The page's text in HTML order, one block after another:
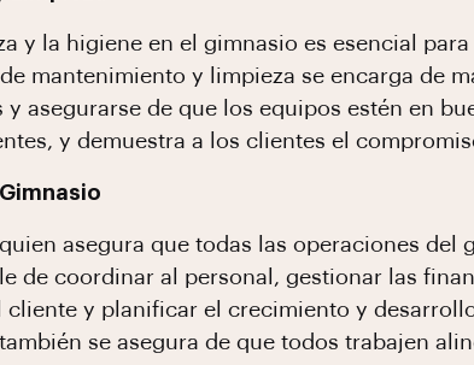
y la higiene en el gimnasio es esencial
mantenimiento y limpieza se encarga de
asegurarse de que los equipos estén en
y demuestra a los clientes el
asegura que todas las operaciones
de coordinar al personal, gestionar las
y planificar el crecimiento y
se asegura de que todos trabajen